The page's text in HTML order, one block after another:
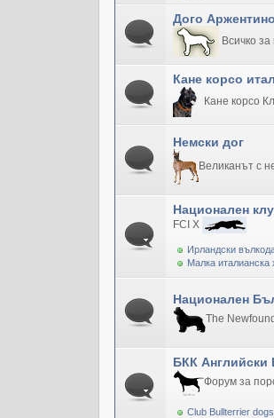
Дого Аржентино
Всичко
Кане корсо
Кане корсо
Немски дог
Великанът с
Национален
FCI X
Ирландски
Малка италианска
Национален
The
БКК Английски
Форум за
Club Bullterrier